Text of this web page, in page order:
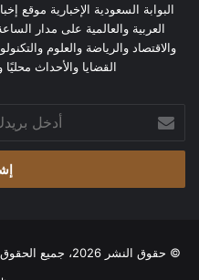
البوابة السعودية الإخبارية
العربية والعالمية على مدار
والاقتصاد والرياضة والعلوم
القضايا والأحداث محليًا
بريدك
الإلكتروني
© حقوق النشر 2026، جميع الحقوق محفوظة | تصميم